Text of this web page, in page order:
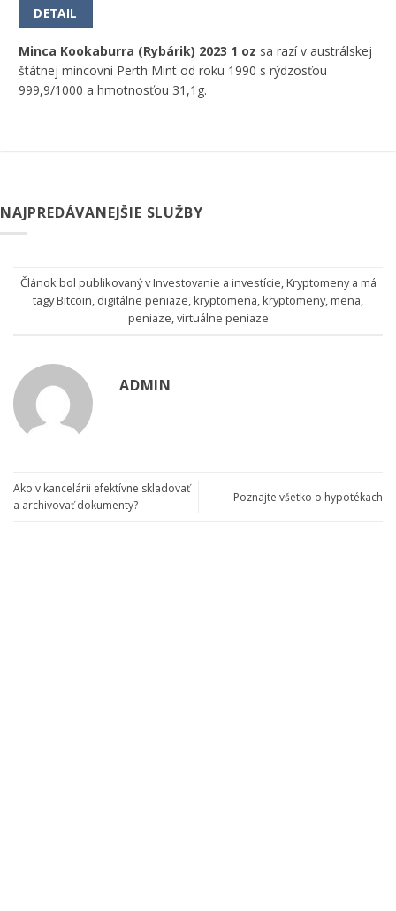
DETAIL
Minca Kookaburra (Rybárik) 2023 1 oz sa razí v austrálskej
štátnej mincovni Perth Mint od roku 1990 s rýdzosťou
999,9/1000 a hmotnosťou 31,1g.
NAJPREDÁVANEJŠIE SLUŽBY
Článok bol publikovaný vInvestovanie a investície,Kryptomenya má
tagyBitcoin, digitálne peniaze,kryptomena,kryptomeny,mena,
peniaze,virtuálne peniaze
ADMIN
Ako v kancelárii efektívne skladovať
a archivovať dokumenty?
Poznajte všetko o hypotékach